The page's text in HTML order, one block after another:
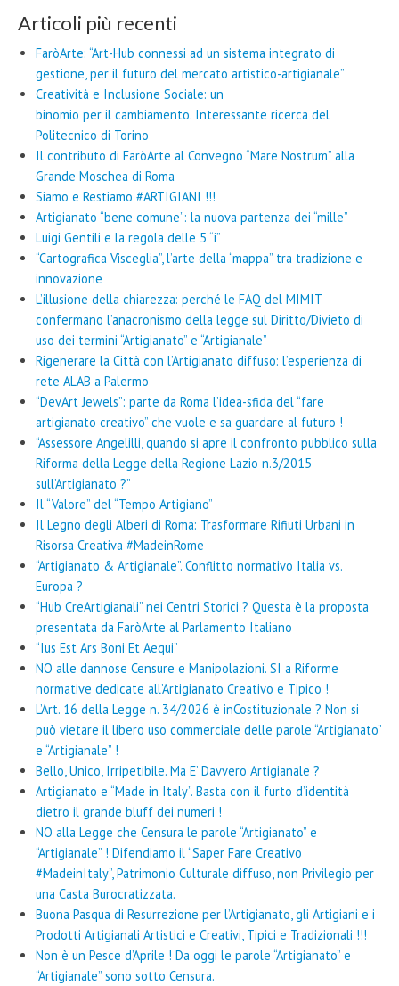
Articoli più recenti
FaròArte: “Art-Hub connessi ad un sistema integrato di
gestione, per il futuro del mercato artistico-artigianale”
Creatività e Inclusione Sociale: un
binomio per il cambiamento. Interessante ricerca del
Politecnico di Torino
Il contributo di FaròArte al Convegno “Mare Nostrum” alla
Grande Moschea di Roma
Siamo e Restiamo #ARTIGIANI !!!
Artigianato “bene comune”: la nuova partenza dei “mille”
Luigi Gentili e la regola delle 5 “i”
“Cartografica Visceglia”, l’arte della “mappa” tra tradizione e
innovazione
L’illusione della chiarezza: perché le FAQ del MIMIT
confermano l’anacronismo della legge sul Diritto/Divieto di
uso dei termini “Artigianato” e “Artigianale”
Rigenerare la Città con l’Artigianato diffuso: l’esperienza di
rete ALAB a Palermo
“DevArt Jewels”: parte da Roma l’idea-sfida del “fare
artigianato creativo” che vuole e sa guardare al futuro !
“Assessore Angelilli, quando si apre il confronto pubblico sulla
Riforma della Legge della Regione Lazio n.3/2015
sull’Artigianato ?”
Il “Valore” del “Tempo Artigiano”
Il Legno degli Alberi di Roma: Trasformare Rifiuti Urbani in
Risorsa Creativa #MadeinRome
“Artigianato & Artigianale”. Conflitto normativo Italia vs.
Europa ?
“Hub CreArtigianali” nei Centri Storici ? Questa è la proposta
presentata da FaròArte al Parlamento Italiano
“Ius Est Ars Boni Et Aequi”
NO alle dannose Censure e Manipolazioni. SI a Riforme
normative dedicate all’Artigianato Creativo e Tipico !
L’Art. 16 della Legge n. 34/2026 è inCostituzionale ? Non si
può vietare il libero uso commerciale delle parole “Artigianato”
e “Artigianale” !
Bello, Unico, Irripetibile. Ma E’ Davvero Artigianale ?
Artigianato e “Made in Italy”. Basta con il furto d’identità
dietro il grande bluff dei numeri !
NO alla Legge che Censura le parole “Artigianato” e
“Artigianale” ! Difendiamo il “Saper Fare Creativo
#MadeinItaly”, Patrimonio Culturale diffuso, non Privilegio per
una Casta Burocratizzata.
Buona Pasqua di Resurrezione per l’Artigianato, gli Artigiani e i
Prodotti Artigianali Artistici e Creativi, Tipici e Tradizionali !!!
Non è un Pesce d’Aprile ! Da oggi le parole “Artigianato” e
“Artigianale” sono sotto Censura.